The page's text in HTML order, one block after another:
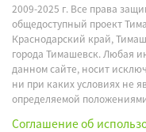
2009-2025 г. Все права
общедоступный проект
Краснодарский край,
города Тимашевск. Любая
данном сайте, носит
ни при каких условиях не
определяемой
Соглашение об